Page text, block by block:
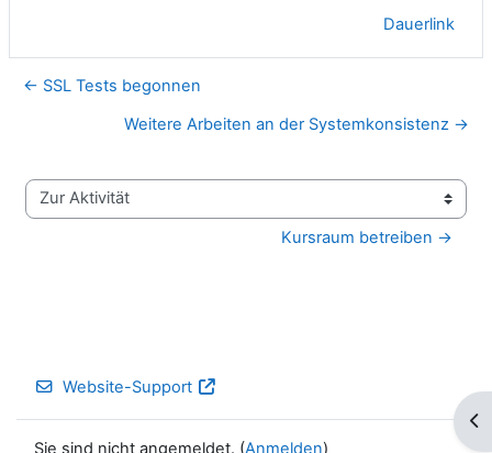
Dauerlink
← SSL Tests begonnen
Weitere Arbeiten an der Systemkonsistenz →
Zur Aktivität
Kursraum betreiben →
Website-Support
Sie sind nicht angemeldet. (Anmelden)